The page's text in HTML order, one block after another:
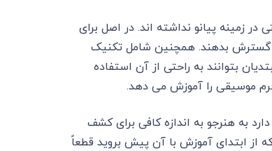
زمینه پیانو نداشته اند. در اصل برای
گسترش بدهند. همچنین شامل تکنیک
بتوانند به راحتی از آن استفاده
موسیقی را آموزش می دهد.
به هنرجو به اندازه کافی برای کشف
از ابتدای آموزش با آن پیش بروید قطعاً